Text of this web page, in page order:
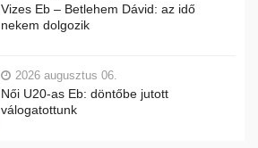
Vizes Eb – Betlehem Dávid: az idő
nekem dolgozik
2026 augusztus 06.
Női U20-as Eb: döntőbe jutott
válogatottunk